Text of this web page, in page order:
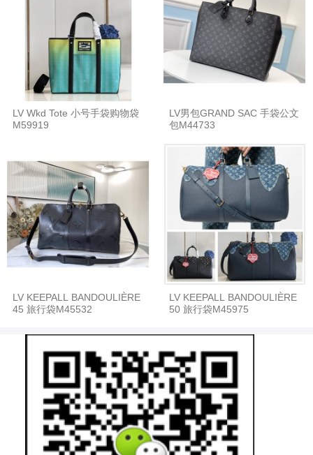
LV Wkd Tote 小号手袋购物袋
M59919
LV男包GRAND SAC 手袋公文
包M44733
LV KEEPALL BANDOULIÈRE
45 旅行袋M45532
LV KEEPALL BANDOULIÈRE
50 旅行袋M45975